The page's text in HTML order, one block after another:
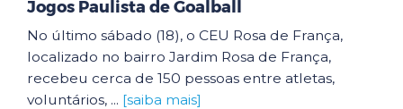
Jogos Paulista de Goalball
No último sábado (18), o CEU Rosa de França,
localizado no bairro Jardim Rosa de França,
recebeu cerca de 150 pessoas entre atletas,
voluntários, ... [saiba mais]